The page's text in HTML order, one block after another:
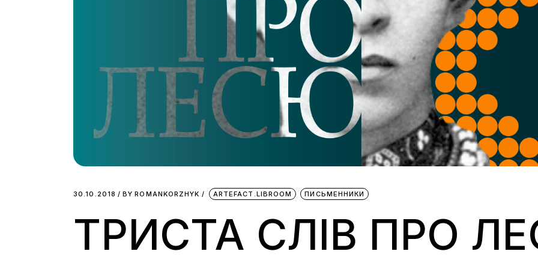
30.10.2018 BY ROMANKORZHYK ARTEFACT.LIBROOM ПИСЬМЕННИКИ
ТРИСТА СЛІВ ПРО